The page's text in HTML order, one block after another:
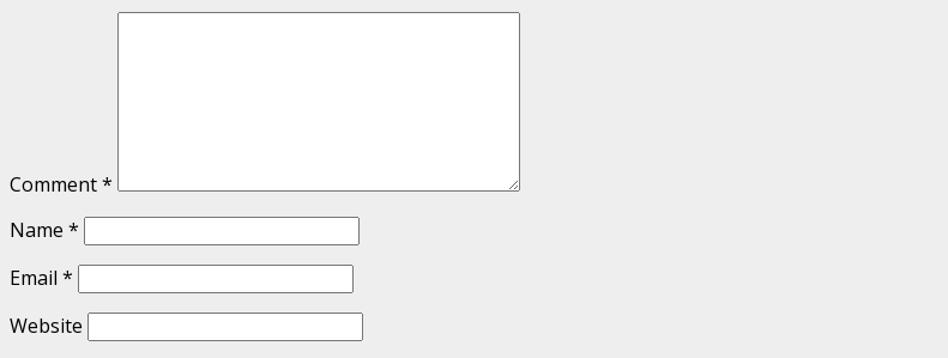
Comment*
Name *
Email *
Website